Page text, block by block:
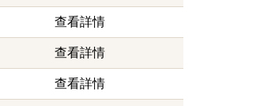
查看詳情
查看詳情
查看詳情